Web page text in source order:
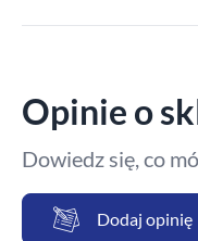
Opinie o
Dowiedz się, co
Dodaj opinię